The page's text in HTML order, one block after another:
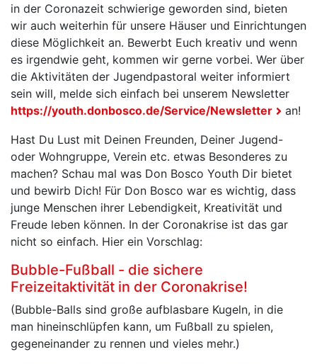
in der Coronazeit schwierige geworden sind, bieten
wir auch weiterhin für unsere Häuser und Einrichtungen
diese Möglichkeit an. Bewerbt Euch kreativ und wenn
es irgendwie geht, kommen wir gerne vorbei. Wer über
die Aktivitäten der Jugendpastoral weiter informiert
sein will, melde sich einfach bei unserem Newsletter
https://youth.donbosco.de/Service/Newsletter
an!
Hast Du Lust mit Deinen Freunden, Deiner Jugend-
oder Wohngruppe, Verein etc. etwas Besonderes zu
machen? Schau mal was Don Bosco Youth Dir bietet
und bewirb Dich! Für Don Bosco war es wichtig, dass
junge Menschen ihrer Lebendigkeit, Kreativität und
Freude leben können. In der Coronakrise ist das gar
nicht so einfach. Hier ein Vorschlag:
Bubble-Fußball - die sichere
Freizeitaktivität in der Coronakrise!
(Bubble-Balls sind große aufblasbare Kugeln, in die
man hineinschlüpfen kann, um Fußball zu spielen,
gegeneinander zu rennen und vieles mehr.)